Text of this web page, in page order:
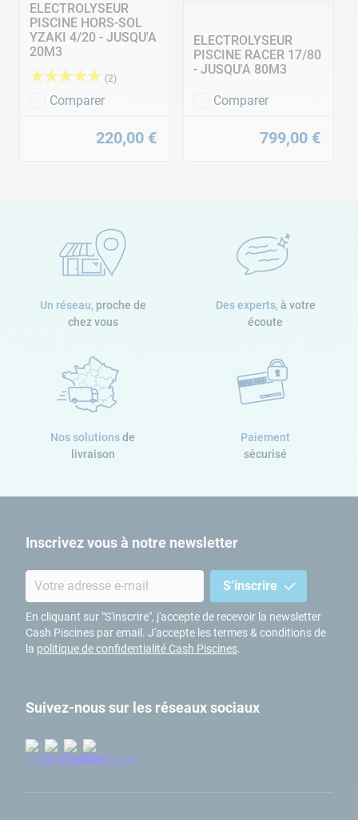
ELECTROLYSEUR
PISCINE HORS-SOL
YZAKI 4/20 - JUSQU'A
20M3
★★★★★ (2)
Comparer
220,00 €
ELECTROLYSEUR
PISCINE RACER 17/80
- JUSQU'A 80M3
Comparer
799,00 €
Un réseau, proche de
chez vous
Des experts, à votre
écoute
Nos solutionsde
livraison
Paiement
sécurisé
Inscrivez vous à notre newsletter
S’inscrire
En cliquant sur "S'inscrire", j'accepte de recevoir la newsletter
Cash Piscines par email. J'accepte les termes & conditions de
la politique de confidentialité Cash Piscines.
Suivez-nous sur les réseaux sociaux